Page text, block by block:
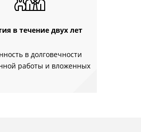
в течение двух лет
в долговечности
работы и вложенных